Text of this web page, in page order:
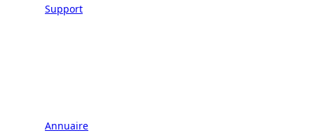
Support
Annuaire